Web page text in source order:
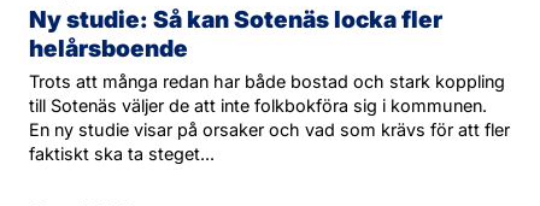
Ny studie: Så kan Sotenäs locka fler
helårsboende
Trots att många redan har både bostad och stark koppling
till Sotenäs väljer de att inte folkbokföra sig i kommunen.
En ny studie visar på orsaker och vad som krävs för att fler
faktiskt ska ta steget...